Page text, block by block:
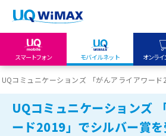
スマートフォン モバイルネット オンラ
my UQ WiMAX
UQ WiMAX ご契約の方
My UQ mobile
UQ mobile ご契約の方
UQ mobile
オンラインショップ
UQ WiMAX
オンラインショップ
UQ mobile
販売店舗
UQ WiMAX
販売店舗
UQコミュニケーションズ 「がんアライアワー
UQコミュニケーションズ
ード2019」でシルバー賞を